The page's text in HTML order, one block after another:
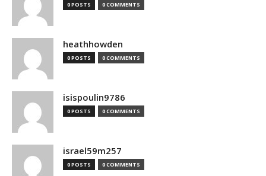
0 POSTS 0 COMMENTS
heathhowden
0 POSTS 0 COMMENTS
isispoulin9786
0 POSTS 0 COMMENTS
israel59m257
0 POSTS 0 COMMENTS